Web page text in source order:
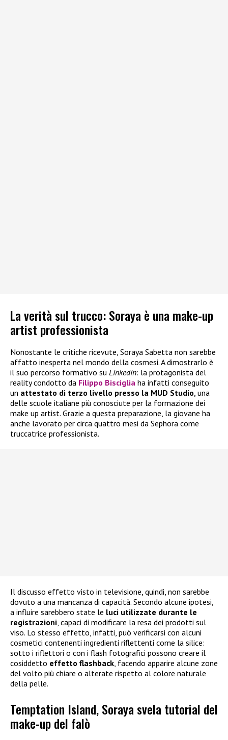
La verità sul trucco: Soraya è una make-up
artist professionista
Nonostante le critiche ricevute, Soraya Sabetta non sarebbe
affatto inesperta nel mondo della cosmesi. A dimostrarlo è
il suo percorso formativo su Linkedin: la protagonista del
reality condotto da Filippo Bisciglia ha infatti conseguito
un attestato di terzo livello presso la MUD Studio , una
delle scuole italiane più conosciute per la formazione dei
make up artist. Grazie a questa preparazione, la giovane ha
anche lavorato per circa quattro mesi da Sephora come
truccatrice professionista.
Il discusso effetto visto in televisione, quindi, non sarebbe
dovuto a una mancanza di capacità. Secondo alcune ipotesi,
a influire sarebbero state le luci utilizzate durante le
registrazioni , capaci di modificare la resa dei prodotti sul
viso. Lo stesso effetto, infatti, può verificarsi con alcuni
cosmetici contenenti ingredienti riflettenti come la silice:
sotto i riflettori o con i flash fotografici possono creare il
cosiddetto effetto flashback , facendo apparire alcune zone
del volto più chiare o alterate rispetto al colore naturale
della pelle.
Temptation Island, Soraya svela tutorial del
make-up del falò